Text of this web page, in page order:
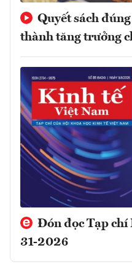
Quyết sách
thành tăng trưởng
Đón đọc Tạp chí
31-2026